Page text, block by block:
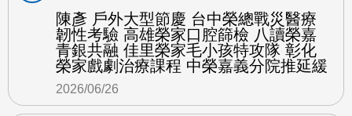
陳彥 戶外大型節慶 台中榮總戰災醫療
韌性考驗 高雄榮家口腔篩檢 八讀榮嘉
青銀共融 佳里榮家毛小孩特攻隊 彰化
榮家戲劇治療課程 中榮嘉義分院推延緩
2026/06/26